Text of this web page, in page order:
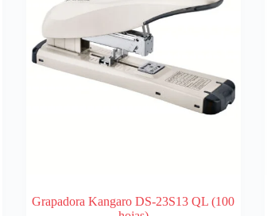
Grapadora Kangaro DS-23S13 QL (100